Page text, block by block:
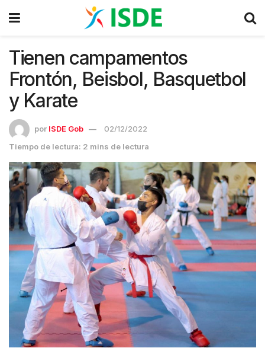
Tienen campamentos
Frontón, Beisbol, Basquetbol
y Karate
por ISDE Gob
02/12/2022
Tiempo de lectura: 2 mins de lectura